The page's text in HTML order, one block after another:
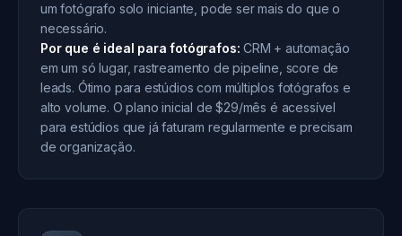
um fotógrafo solo iniciante, pode ser mais do que o
necessário.
Por que é ideal para fotógrafos: CRM + automação
em um só lugar, rastreamento de pipeline, score de
leads. Ótimo para estúdios com múltiplos fotógrafos e
alto volume. O plano inicial de $29/mês é acessível
para estúdios que já faturam regularmente e precisam
de organização.